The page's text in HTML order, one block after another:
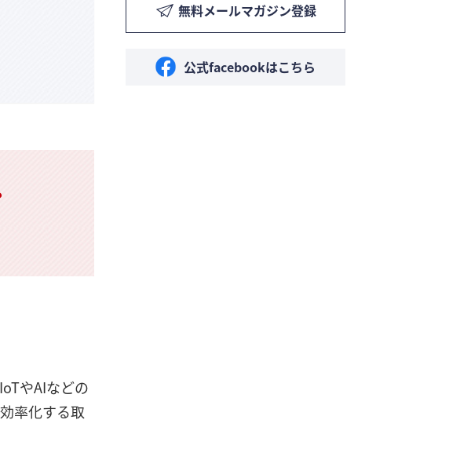
やAIなどの
率化する取
無料メールマガジン登録
公式facebookはこちら